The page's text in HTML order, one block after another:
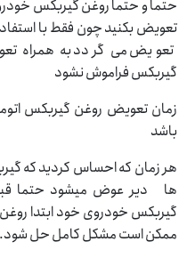
حتما و حتما روغن گیربکس
تعویض بکنید چون فقط با
تعویض می گردد به همراه
گیربکس فراموش نشود
باشد
هر زمان که احساس کردید که
ها دیر عوض میشود حتما قبل
گیربکس خودروی خود ابتدا
ممکن است مشکل کامل حل شود.